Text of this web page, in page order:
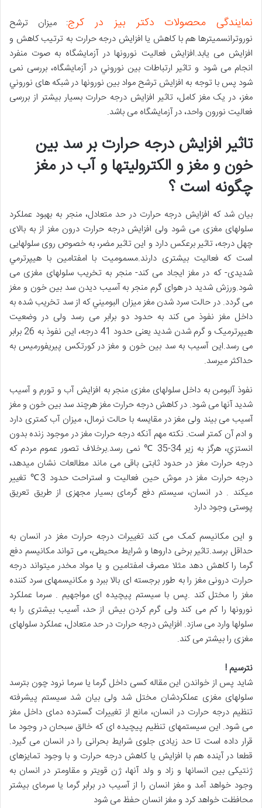
نمایندگی محصولات دکتر بیز در کرج: میزان ترشح
نوروترانسميترها هم با کاهش يا افزایش درجه حرارت به ترتیب کاهش و
افزایش می یابد.افزايش فعالیت نورونها در آزمایشگاه به صوت منفرد
انجام می شود و تاثیر ارتباطات بین نوروني در آزمایشگاه، بررسی نمی
شود پس با توجه به افزايش ترشح مواد بین نورونها در شبکه های نوروني
مغز، در یک مغز کامل، تاثیر افزایش درجه حرارت بسیار بیشتر از بررسی
فعالیت نورون واحد، در آزمایشگاه می باشد.
تاثیر افزایش درجه حرارت بر سد بین
خون و مغز و الکتروليتها و آب در مغز
چگونه است ؟
بیان شد که افزایش درجه حرارت در حد متعادل، منجر به بهبود عملکرد
سلولهای مغزی می شود ولی افزايش درجه حرارت درون مغز از به بالای
چهل درجه، تاثیر برعکس دارد و این تاثیر مضر، به خصوص روی سلولهایی
است که فعالیت بیشتری دارند.مسمومیت با امفتامين با هیپرترمي
شدیدی- که در مغز ایجاد می کند- منجر به تخریب سلولهای مغزی می
شود.ورزش شدید در هوای گرم منجر به آسیب دیدن سد بین خون و مغز
می گردد. در حالت سرد شدن مغز میزان البوميني که از سد تخریب شده به
داخل مغز نفوذ می کند به حدود دو برابر می رسد ولی در وضعیت
هيپرترميک و گرم شدن شديد یعنی حدود 41 درجه، این نفوذ به 26 برابر
می رسد.این آسیب به سد بین خون و مغز در کورتکس پيريفورميس به
حداکثر میرسد.
نفوذ آلبومن به داخل سلولهای مغزی منجر به افزایش آب و تورم و آسیب
شدید آنها می شود. در کاهش درجه حرارت مغز هرچند سد بین خون و مغز
آسیب می بیند ولی مغز در مقایسه با حالت نرمال، میزان آب کمتری دارد
و ادم آن کمتر است. نکته مهم آنکه درجه حرارت مغز در موجود زنده بدون
انستزي، هرگز به زیر 34-35 ℃ نمی رسد.برخلاف تصور عموم مردم که
درجه حرارت مغز در حدود ثابتی باقی می ماند مطالعات نشان میدهد،
درجه حرارت مغز در موش حین فعالیت و استراحت حدود 3℃ تغییر
میکند . در انسان، سيستم دفع گرمای بسیار مجهزی از طریق تعريق
پوستی وجود دارد
و این مکانیسم کمک می کند تغییرات درجه حرارت مغز در انسان به
حداقل برسد.تاثیر برخی داروها و شرایط محیطی، می تواند مکانیسم دفع
گرما را کاهش دهد مثلا مصرف امفتامين و یا مواد مخدر میتواند درجه
حرارت درونی مغز را به طور برجسته ای بالا ببرد و مکانیسمهای سرد کننده
مغز را مختل کند .پس با سیستم پیچیده ای مواجهيم . سرما عملکرد
نورونها را کم می کند ولی گرم کردن بیش از حد، آسیب بیشتری را به
سلولها وارد می سازد. افزایش درجه حرارت در حد متعادل، عملکرد سلولهای
مغزی را بیشتر می کند.
نترسیم !
شاید پس از خواندن این مقاله کسی داخل گرما یا سرما نرود چون بترسد
سلولهای مغزی عملکردشان مختل شد ولی بیان شد سیستم پيشرفته
تنظیم درجه حرارت در انسان، مانع از تغییرات گسترده دمای داخل مغز
می شود. این سیستمهای تنظیم پیچیده ای که خالق سبحان در وجود ما
قرار داده است تا حد زیادی جلوی شرایط بحرانی را در انسان می گیرد.
قطعا در آینده هم با افزايش يا کاهش درجه حرارت و با وجود تمایزهای
ژنتیکی بین انسانها و زاد و ولد آنها، ژن قویتر و مقاومتر در انسان به
وجود خواهد آمد و مغز انسان را از آسیب در برابر گرما یا سرمای بیشتر
محافظت خواهد کرد و مغز انسان حفظ می شود